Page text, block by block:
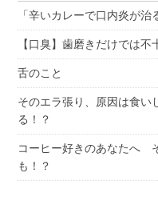
「辛いカレーで口内炎が治
【口臭】歯磨きだけでは不
舌のこと
そのエラ張り、原因は食い
る！？
コーヒー好きのあなたへ
も！？